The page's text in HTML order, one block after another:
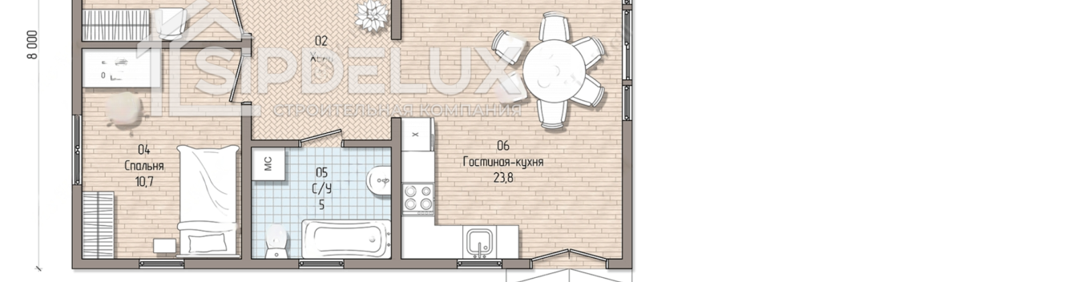
Атбасар
Аягоз
Булаево
Державинск
Ерейментау
Есик
Есиль
Жанатас
Жаркент
Жетысай
Житикара
Зайсан
Кандыагаш
Каратау
Каркаралинск
Каскелен
Кентау
Кулсары
Ленгер